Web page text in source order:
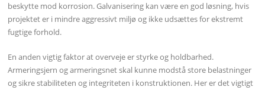
beskytte mod korrosion. Galvanisering kan være en god løsning, hvis
projektet er i mindre aggressivt miljø og ikke udsættes for ekstremt
fugtige forhold.
En anden vigtig faktor at overveje er styrke og holdbarhed.
Armeringsjern og armeringsnet skal kunne modstå store belastninger
og sikre stabiliteten og integriteten i konstruktionen. Her er det vigtigt